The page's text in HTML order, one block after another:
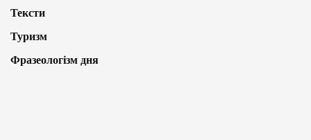
Тексти
Туризм
Фразеологізм дня